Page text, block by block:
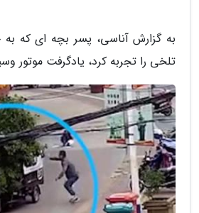
به گزارش آناسی، پسر بچه ای که
تلخی را تجربه کرد، یادگرفت موتور